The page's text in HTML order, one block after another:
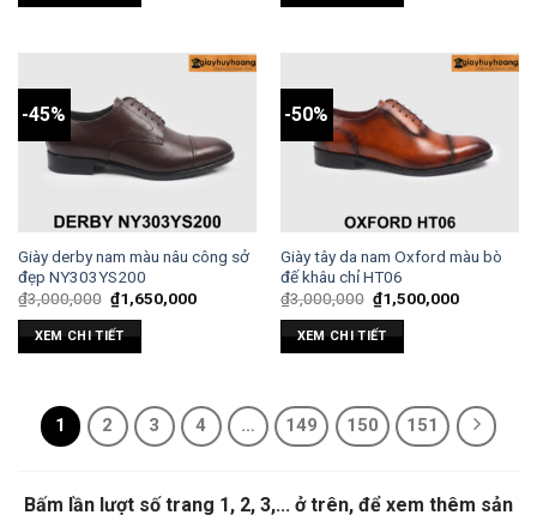
-45%
Giày derby nam màu nâu công sở
đẹp NY303YS200
₫3,000,000 ₫1,650,000
XEM CHI TIẾT
-50%
Giày tây da nam Oxford màu bò
đế khâu chỉ HT06
₫3,000,000 ₫1,500,000
XEM CHI TIẾT
1 2 3 4 … 149 150 151
Bấm lần lượt số trang 1, 2, 3,... ở trên, để xem thêm sản